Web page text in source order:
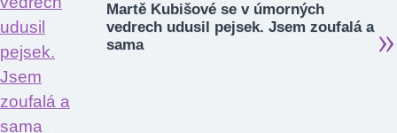
Martě Kubišové se v úmorných
vedrech udusil pejsek. Jsem zoufalá a
sama